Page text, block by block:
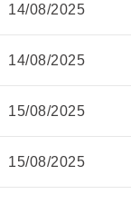
14/08/2025
14/08/2025
15/08/2025
15/08/2025